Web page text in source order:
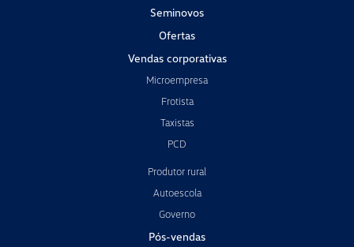
Seminovos
Ofertas
Vendas corporativas
Microempresa
Frotista
Taxistas
PCD
Produtor rural
Autoescola
Governo
Pós-vendas